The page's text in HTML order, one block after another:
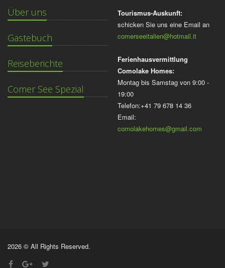
Über uns
Gästebuch
Reiseberichte
Comer See Spezial
Tourismus-Auskunft:
schicken Sie uns eine Email an
comerseeitalien@hotmail.it
Ferienhausvermittlung
Comolake Homes:
Montag bis Samstag von 9:00 -
19:00
Telefon:+41 79 678 14 36
Email:
comolakehomes@gmail.com
2026 © All Rights Reserved.